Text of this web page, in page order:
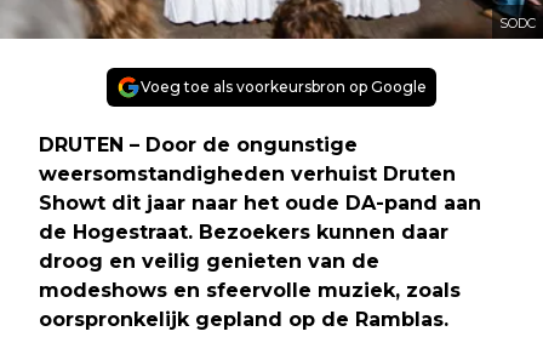
SODC
Voeg toe als voorkeursbron op Google
DRUTEN – Door de ongunstige
weersomstandigheden verhuist Druten
Showt dit jaar naar het oude DA-pand aan
de Hogestraat. Bezoekers kunnen daar
droog en veilig genieten van de
modeshows en sfeervolle muziek, zoals
oorspronkelijk gepland op de Ramblas.